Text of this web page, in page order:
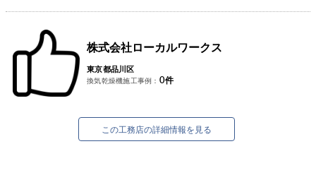
株式会社ローカルワークス
東京都品川区
換気乾燥機施工事例： 0件
この工務店の詳細情報を見る